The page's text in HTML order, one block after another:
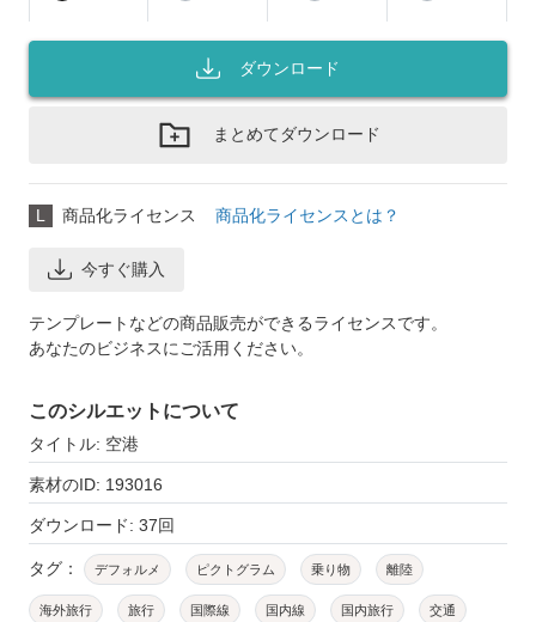
ダウンロード
まとめてダウンロード
L 商品化ライセンス 商品化ライセンスとは？
今すぐ購入
テンプレートなどの商品販売ができるライセンスです。
あなたのビジネスにご活用ください。
このシルエットについて
タイトル: 空港
素材のID: 193016
ダウンロード: 37回
タグ： デフォルメ ピクトグラム 乗り物 離陸
海外旅行 旅行 国際線 国内線 国内旅行 交通